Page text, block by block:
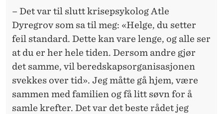
– Det var til slutt krisepsykolog Atle
Dyregrov som sa til meg: «Helge, du setter
feil standard. Dette kan vare lenge, og alle ser
at du er her hele tiden. Dersom andre gjør
det samme, vil beredskapsorganisasjonen
svekkes over tid». Jeg måtte gå hjem, være
sammen med familien og få litt søvn for å
samle krefter. Det var det beste rådet jeg